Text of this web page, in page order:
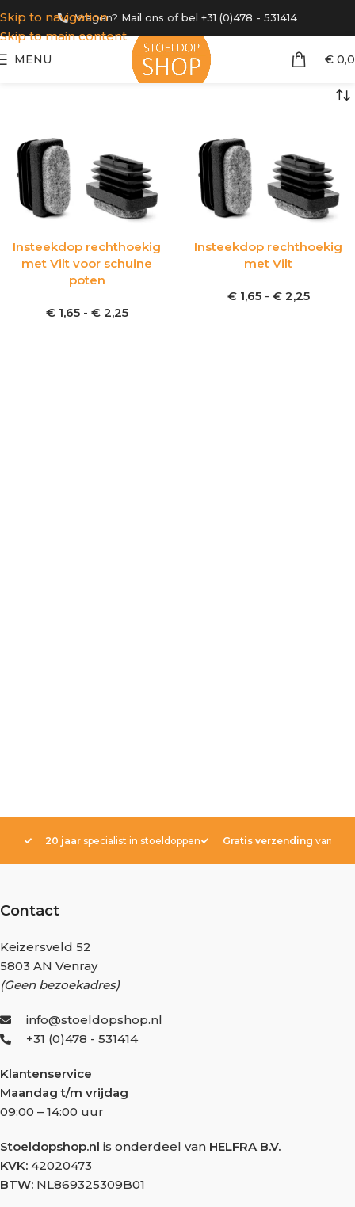
Skip to navigation
Skip to main content
Vragen? Mail ons ofbel +31 (0)478 - 531414
MENU €
Insteekdop rechthoekig
met Vilt voor schuine
poten
€1,65 - €2,25
Insteekdop rechthoekig
met Vilt
€1,65 - €2,25
20 jaar specialist in stoeldoppen Gratis verzending vanaf €
Contact
Keizersveld 52
5803 AN Venray
(Geen bezoekadres)
info@stoeldopshop.nl
+31 (0)478 - 531414
Klantenservice
Maandag t/m vrijdag
09:00 – 14:00 uur
Stoeldopshop.nl is onderdeel van HELFRA B.V.
KVK: 42020473
BTW: NL869325309B01